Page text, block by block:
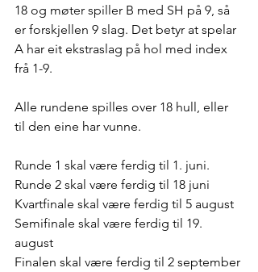
18 og møter spiller B med SH på 9, så
er forskjellen 9 slag. Det betyr at spelar
A har eit ekstraslag på hol med index
frå 1-9.
Alle rundene spilles over 18 hull, eller
til den eine har vunne.
Runde 1 skal være ferdig til 1. juni.
Runde 2 skal være ferdig til 18 juni
Kvartfinale skal være ferdig til 5 august
Semifinale skal være ferdig til 19.
august
Finalen skal være ferdig til 2 september